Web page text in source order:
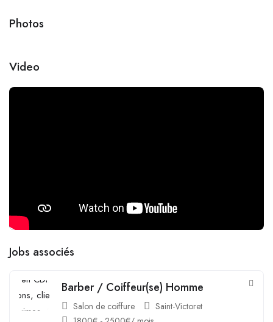
Photos
Video
Jobs associés
Barber / Coiffeur(se) Homme
Salon de coiffure
Saint-Victoret